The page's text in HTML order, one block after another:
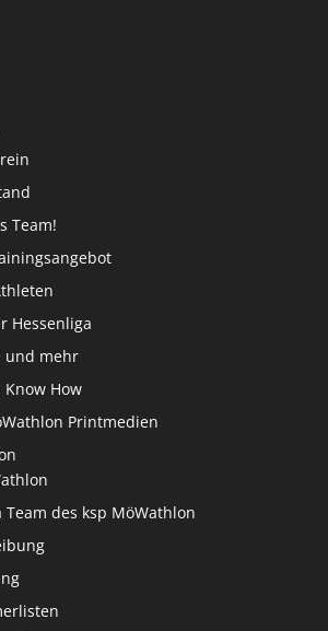
Team!
Hessenliga
und mehr
How
Printmedien
Team des ksp MöWathlon